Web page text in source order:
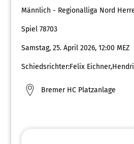
Männlich - Regionalliga Nord
Spiel 78703
Samstag, 25. April 2026, 12:00 MEZ
Schiedsrichter:Felix Eichner,
Bremer HC Platzanlage